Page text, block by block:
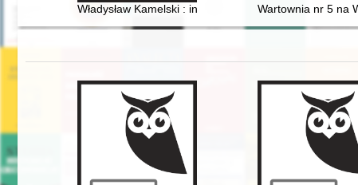
Władysław Kamelski : inżynier, farmaceuta,Wartownia nr 5 na